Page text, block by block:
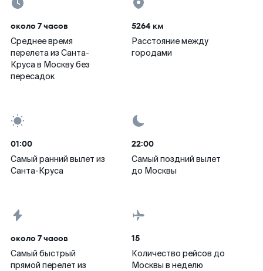
около 7 часов
Среднее время
перелета из Санта-
Круса в Москву без
пересадок
5264 км
Расстояние между
городами
01:00
Самый ранний вылет из
Санта-Круса
22:00
Самый поздний вылет
до Москвы
около 7 часов
Самый быстрый
прямой перелет из
15
Количество рейсов до
Москвы в неделю